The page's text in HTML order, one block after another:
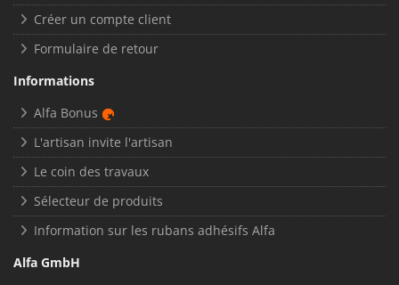
Créer un compte client
Formulaire de retour
Informations
Alfa Bonus
L'artisan invite l'artisan
Le coin des travaux
Sélecteur de produits
Information sur les rubans adhésifs Alfa
Alfa GmbH